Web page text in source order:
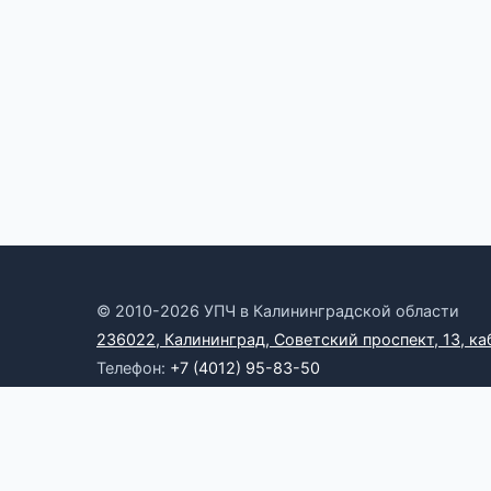
© 2010-2026 УПЧ в Калининградской области
236022, Калининград, Советский проспект, 13,
Телефон: +7 (4012) 95-83-50